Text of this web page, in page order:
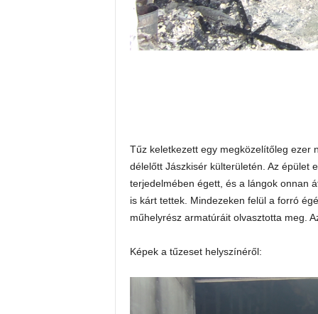
Tűz keletkezett egy megközelítőleg ezer
délelőtt Jászkisér külterületén. Az épület
terjedelmében égett, és a lángok onnan
is kárt tettek. Mindezeken felül a forró
műhelyrész armatúráit olvasztotta meg.
Képek a tűzeset helyszínéről: